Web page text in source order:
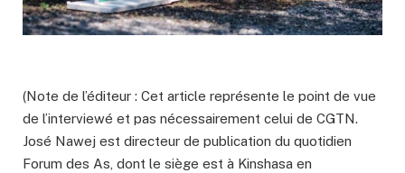
(Note de l’éditeur : Cet article représente le point de vue
de l’interviewé et pas nécessairement celui de CGTN.
José Nawej est directeur de publication du quotidien
Forum des As, dont le siège est à Kinshasa en